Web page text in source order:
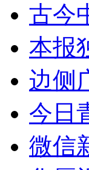
古今
本报
边侧
今日
微信